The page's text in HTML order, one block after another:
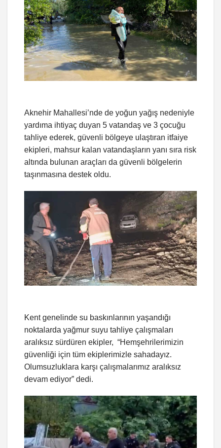
Aknehir Mahallesi’nde de yoğun yağış nedeniyle
yardıma ihtiyaç duyan 5 vatandaş ve 3 çocuğu
tahliye ederek, güvenli bölgeye ulaştıran itfaiye
ekipleri, mahsur kalan vatandaşların yanı sıra risk
altında bulunan araçları da güvenli bölgelerin
taşınmasına destek oldu.
Kent genelinde su baskınlarının yaşandığı
noktalarda yağmur suyu tahliye çalışmaları
aralıksız sürdüren ekipler, “Hemşehrilerimizin
güvenliği için tüm ekiplerimizle sahadayız.
Olumsuzluklara karşı çalışmalarımız aralıksız
devam ediyor” dedi.